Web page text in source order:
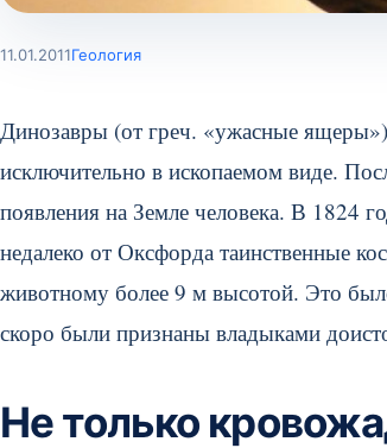
11.01.2011Геология
Динозавры (от греч. «ужасные
исключительно в ископаемом виде.
появления на Земле человека. В 1824
недалеко от Оксфорда таинственные
животному более 9 м высотой. Это
скоро были признаны владыками
Не только